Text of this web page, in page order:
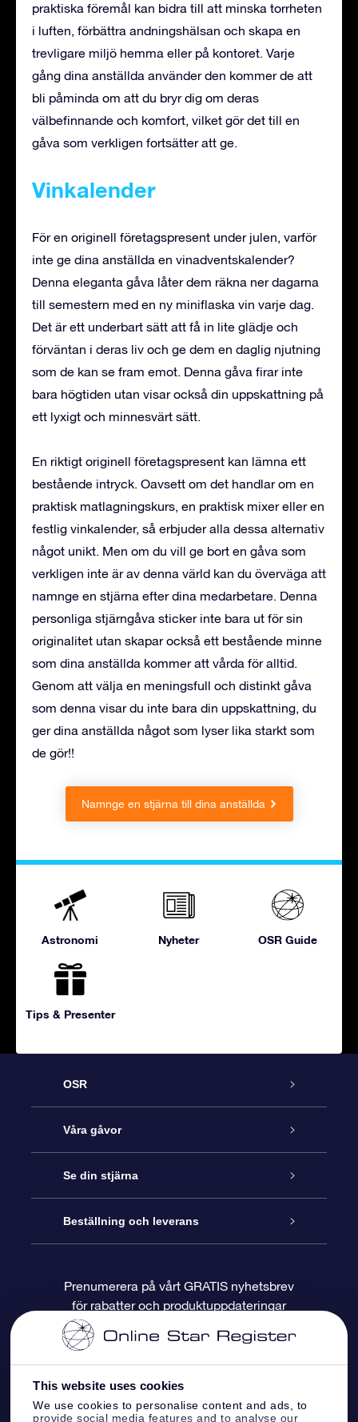
This website uses cookies
We use cookies to personalise content and ads, to
provide social media features and to analyse our
praktiska föremål kan bidra till att minska torrheten
i luften, förbättra andningshälsan och skapa en
trevligare miljö hemma eller på kontoret. Varje
gång dina anställda använder den kommer de att
bli påminda om att du bryr dig om deras
välbefinnande och komfort, vilket gör det till en
gåva som verkligen fortsätter att ge.
Vinkalender
För en originell företagspresent under julen, varför
inte ge dina anställda en vinadventskalender?
Denna eleganta gåva låter dem räkna ner dagarna
till semestern med en ny miniflaska vin varje dag.
Det är ett underbart sätt att få in lite glädje och
förväntan i deras liv och ge dem en daglig njutning
som de kan se fram emot. Denna gåva firar inte
bara högtiden utan visar också din uppskattning på
ett lyxigt och minnesvärt sätt.
En riktigt originell företagspresent kan lämna ett
bestående intryck. Oavsett om det handlar om en
praktisk matlagningskurs, en praktisk mixer eller en
festlig vinkalender, så erbjuder alla dessa alternativ
något unikt. Men om du vill ge bort en gåva som
verkligen inte är av denna värld kan du överväga att
namnge en stjärna efter dina medarbetare. Denna
personliga stjärngåva sticker inte bara ut för sin
originalitet utan skapar också ett bestående minne
som dina anställda kommer att vårda för alltid.
Genom att välja en meningsfull och distinkt gåva
som denna visar du inte bara din uppskattning, du
ger dina anställda något som lyser lika starkt som
de gör!!
Namnge en stjärna till dina anställda
Astronomi Nyheter OSR Guide
Tips & Presenter
OSR
Kundtjänst
Kontakta oss
Blogg
Recensioner
Våra gåvor
Online-Stjärngåva
OSR Gåvopaket
OSR Presentkort
Företagspresenter
Se din stjärna
Stjärnregiste
Personlig Stjärnsida
One Million Stars
OSR Starsaver
Beställning och leverans
Betalningsinformation
Returpolicy
Prenumerera på vårt GRATIS nyhetsbrev
för rabatter och produktuppdateringar